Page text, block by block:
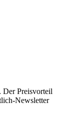
Der Preisvorteil
Newsletter